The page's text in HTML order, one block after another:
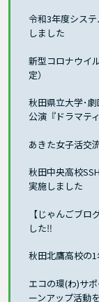
令和3年度シス
しました
新型コロナウイ
定）
秋田県立大学･
公演『ドラマテ
あきた女子活交
秋田中央高校
実施しました
【じゃんごブ
した‼
秋田北鷹高校の
エコの環(わ)サ
ーンアップ活動